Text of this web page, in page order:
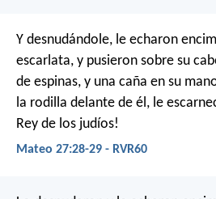
Y desnudándole, le echaron
escarlata, y pusieron sobre su
de espinas, y una caña en su
la rodilla delante de él, le
Rey de los judíos!
Mateo 27:28-29 - RVR60